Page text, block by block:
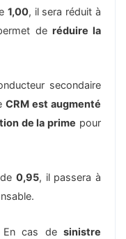
1,00, il sera réduit à
de réduire la
secondaire
CRM est augmenté
de la prime pour
0,95, il passera à
En cas desinistre